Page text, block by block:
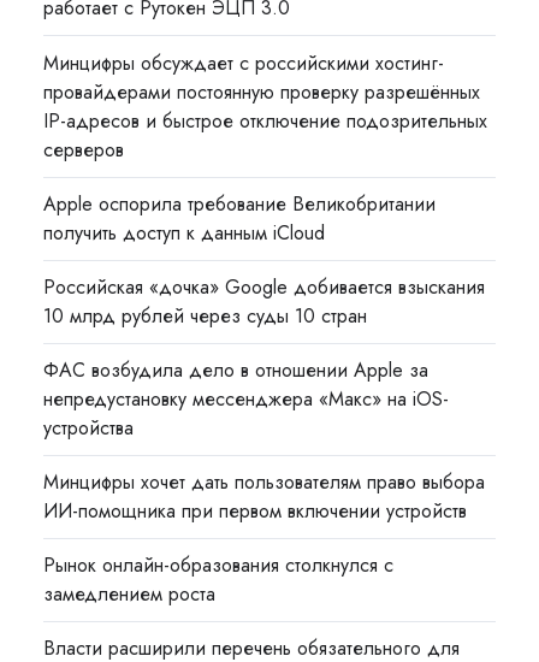
работает с Рутокен ЭЦП 3.0
Минцифры обсуждает с российскими хостинг-
провайдерами постоянную проверку разрешённых
IP-адресов и быстрое отключение подозрительных
серверов
Apple оспорила требование Великобритании
получить доступ к данным iCloud
Российская «дочка» Google добивается взыскания
10 млрд рублей через суды 10 стран
ФАС возбудила дело в отношении Apple за
непредустановку мессенджера «Макс» на iOS-
устройства
Минцифры хочет дать пользователям право выбора
ИИ-помощника при первом включении устройств
Рынок онлайн-образования столкнулся с
замедлением роста
Власти расширили перечень обязательного для